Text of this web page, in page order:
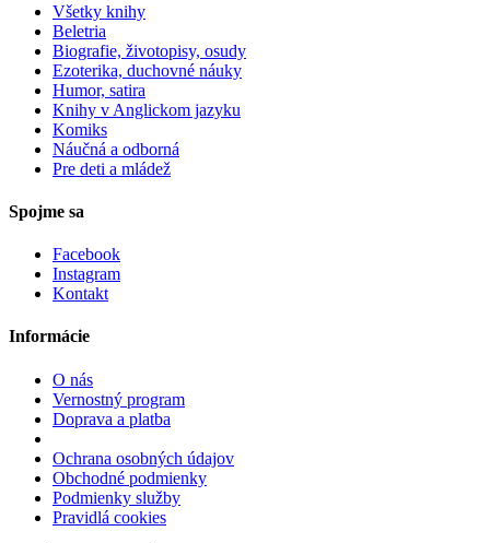
Všetky knihy
Beletria
Biografie, životopisy, osudy
Ezoterika, duchovné náuky
Humor, satira
Knihy v Anglickom jazyku
Komiks
Náučná a odborná
Pre deti a mládež
Spojme sa
Facebook
Instagram
Kontakt
Informácie
O nás
Vernostný program
Doprava a platba
Ochrana osobných údajov
Obchodné podmienky
Podmienky služby
Pravidlá cookies